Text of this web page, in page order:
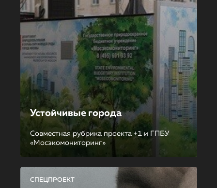
Устойчивые города
Совместная рубрика проекта +1 и ГПБУ
«Мосэкомониторинг»
СПЕЦПРОЕКТ